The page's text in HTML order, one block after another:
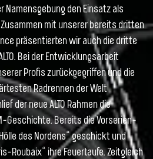
Namensgebung den Einsatz als
mit unserer bereits dritten
präsentierten wir auch die dritte
Bei der Entwicklungsarbeit
Profis zurückgegriffen und die
Radrennen der Welt
der neue ALTO Rahmen die
Geschichte. Bereits die Vorserien-
des Nordens“ geschickt und
Roubaix“ ihre Feuertaufe. Zeitgleich